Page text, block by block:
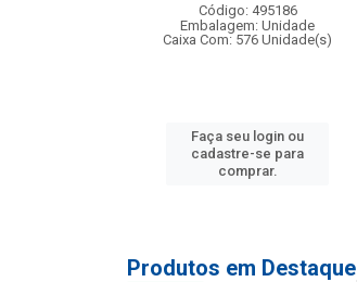
Código: 495186
Embalagem: Unidade
Caixa Com: 576 Unidade(s)
Faça seu login ou
cadastre-se para
comprar.
Produtos em Destaque